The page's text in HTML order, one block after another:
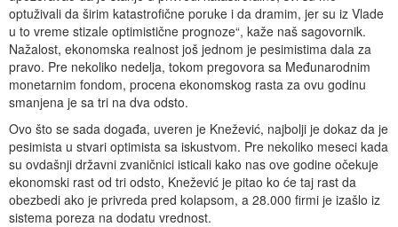
optuživali da širim katastrofične poruke i da dramim, jer su iz Vlade
u to vreme stizale optimistične prognoze“, kaže naš sagovornik.
Nažalost, ekonomska realnost još jednom je pesimistima dala za
pravo. Pre nekoliko nedelja, tokom pregovora sa Međunarodnim
monetarnim fondom, procena ekonomskog rasta za ovu godinu
smanjena je sa tri na dva odsto.
Ovo što se sada događa, uveren je Knežević, najbolji je dokaz da je
pesimista u stvari optimista sa iskustvom. Pre nekoliko meseci kada
su ovdašnji državni zvaničnici isticali kako nas ove godine očekuje
ekonomski rast od tri odsto, Knežević je pitao ko će taj rast da
obezbedi ako je privreda pred kolapsom, a 28.000 firmi je izašlo iz
sistema poreza na dodatu vrednost.